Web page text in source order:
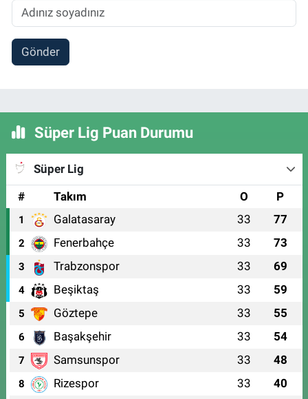
Gönder
Süper Lig Puan Durumu
Süper Lig
#
Takım O P
1 Galatasaray 33 77
2 Fenerbahçe 33 73
3 Trabzonspor 33 69
4 Beşiktaş 33 59
5 Göztepe 33 55
6 Başakşehir 33 54
7 Samsunspor 33 48
8 Rizespor 33 40